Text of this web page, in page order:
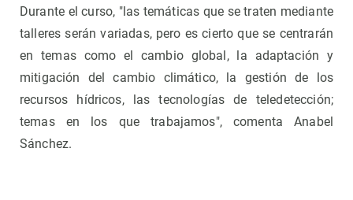
Durante el curso, "las temáticas que se traten mediante
talleres serán variadas, pero es cierto que se centrarán
en temas como el cambio global, la adaptación y
mitigación del cambio climático, la gestión de los
recursos hídricos, las tecnologías de teledetección;
temas en los que trabajamos", comenta Anabel
Sánchez.